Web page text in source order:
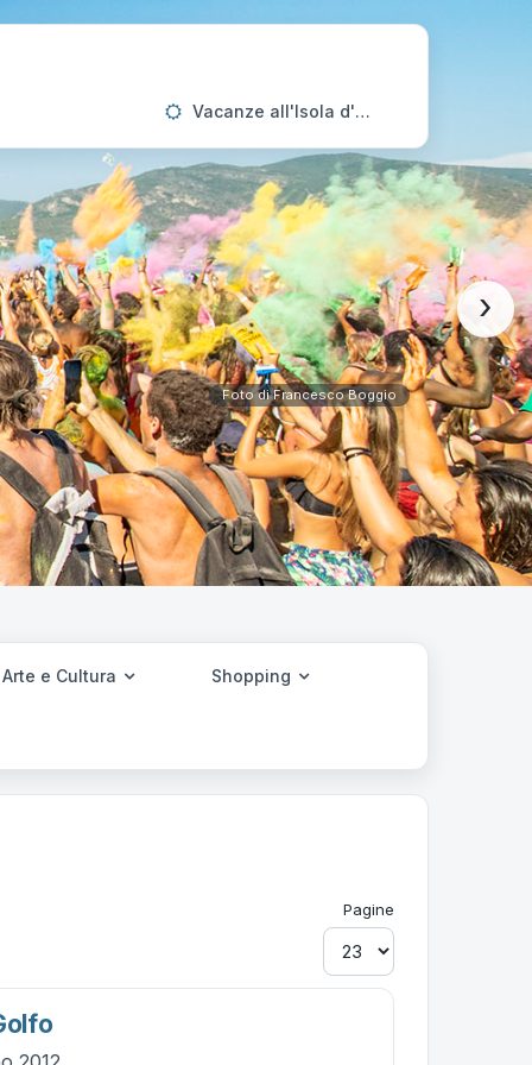
Vacanze all'Isola d'Elba
Foto di Francesco Boggio
›
Arte e Cultura Shopping
Pagine